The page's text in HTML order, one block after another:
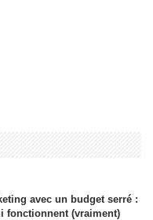
avec un budget serré :
fonctionnent (vraiment)